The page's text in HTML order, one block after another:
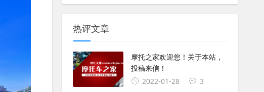
热评文章
摩托之家欢迎您！关于本站，
投稿来信！
2022-01-28
3